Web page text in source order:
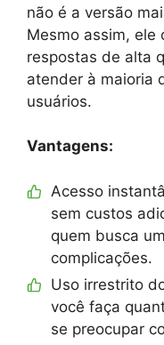
não é a versão
Mesmo assim, ele
respostas de alta
atender à maioria
usuários.
Vantagens:
Acesso
sem custos
quem busca
complicações.
Uso irrestrito
você faça
se preocupar